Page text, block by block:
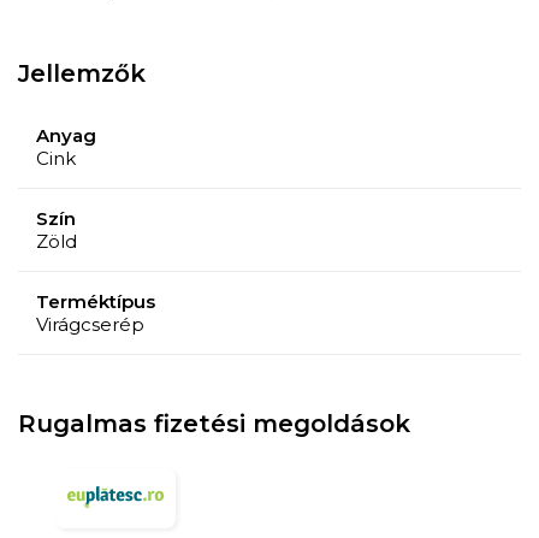
Jellemzők
Anyag
Cink
Szín
Zöld
Terméktípus
Virágcserép
Rugalmas fizetési megoldások